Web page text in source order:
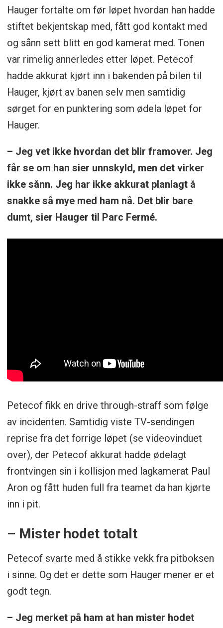
Hauger fortalte om før løpet hvordan han hadde
stiftet bekjentskap med, fått god kontakt med
og sånn sett blitt en god kamerat med. Tonen
var rimelig annerledes etter løpet. Petecof
hadde akkurat kjørt inn i bakenden på bilen til
Hauger, kjørt av banen selv men samtidig
sørget for en punktering som ødela løpet for
Hauger.
– Jeg vet ikke hvordan det blir framover. Jeg
får se om han sier unnskyld, men det virker
ikke sånn. Jeg har ikke akkurat planlagt å
snakke så mye med ham nå. Det blir bare
dumt, sier Hauger til Parc Fermé.
Petecof fikk en drive through-straff som følge
av incidenten. Samtidig viste TV-sendingen
reprise fra det forrige løpet (se videovinduet
over), der Petecof akkurat hadde ødelagt
frontvingen sin i kollisjon med lagkamerat Paul
Aron og fått huden full fra teamet da han kjørte
inn i pit.
– Mister hodet totalt
Petecof svarte med å stikke vekk fra pitboksen
i sinne. Og det er dette som Hauger mener er et
godt tegn.
– Jeg merket på ham at han mister hodet